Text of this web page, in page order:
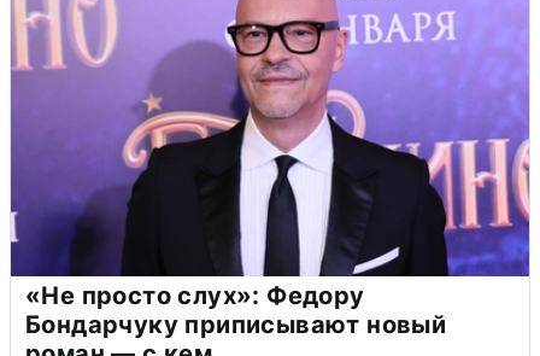
«Не просто слух»: Федору
Бондарчуку приписывают новый